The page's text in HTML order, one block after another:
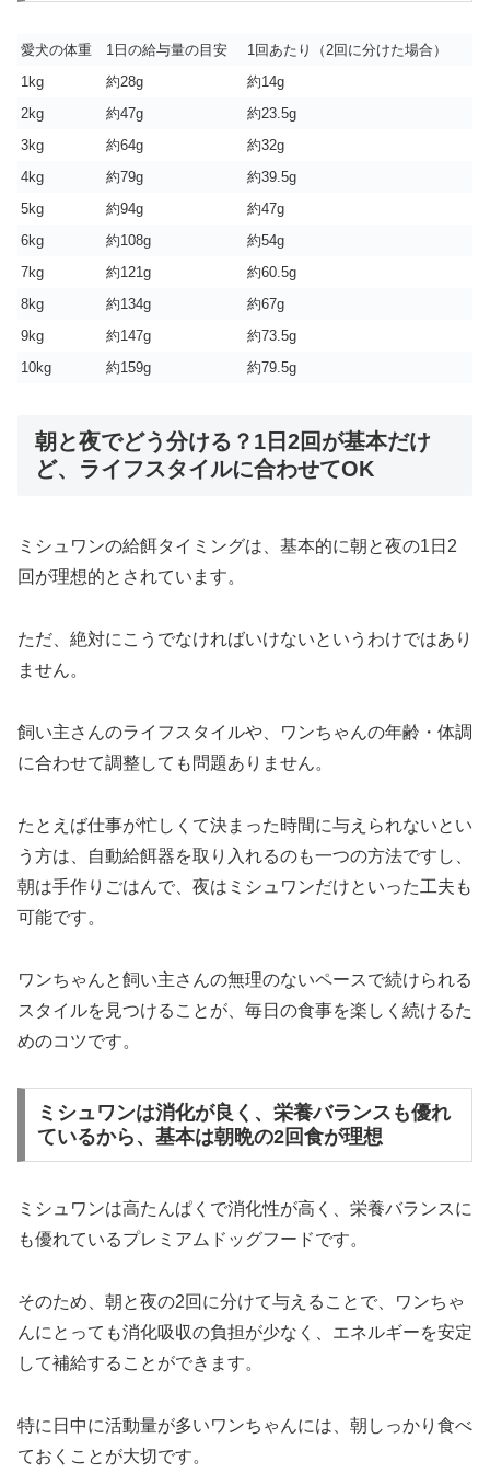
愛犬の体重 1日の給与量の目安
1回あたり（2回に分けた場合）
1kg
約28g
約14g
2kg
約47g
約23.5g
3kg
約64g
約32g
4kg
約79g
約39.5g
5kg
約94g
約47g
6kg
約108g
約54g
7kg
約121g
約60.5g
8kg
約134g
約67g
9kg
約147g
約73.5g
10kg
約159g 約79.5g
朝と夜でどう分ける？1日2回が基本だけ
ど、ライフスタイルに合わせてOK
ミシュワンの給餌タイミングは、基本的に朝と夜の1日2
回が理想的とされています。
ただ、絶対にこうでなければいけないというわけではあり
ません。
飼い主さんのライフスタイルや、ワンちゃんの年齢・体調
に合わせて調整しても問題ありません。
たとえば仕事が忙しくて決まった時間に与えられないとい
う方は、自動給餌器を取り入れるのも一つの方法ですし、
朝は手作りごはんで、夜はミシュワンだけといった工夫も
可能です。
ワンちゃんと飼い主さんの無理のないペースで続けられる
スタイルを見つけることが、毎日の食事を楽しく続けるた
めのコツです。
ミシュワンは消化が良く、栄養バランスも優れ
ているから、基本は朝晩の2回食が理想
ミシュワンは高たんぱくで消化性が高く、栄養バランスに
も優れているプレミアムドッグフードです。
そのため、朝と夜の2回に分けて与えることで、ワンちゃ
んにとっても消化吸収の負担が少なく、エネルギーを安定
して補給することができます。
特に日中に活動量が多いワンちゃんには、朝しっかり食べ
ておくことが大切です。